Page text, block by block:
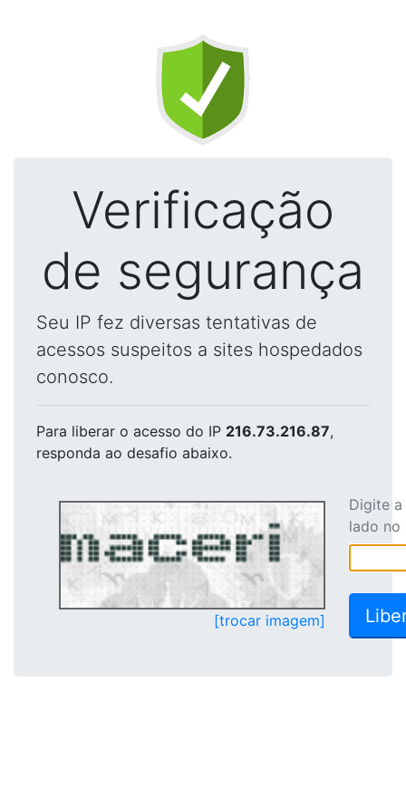
Verificação
de segurança
Seu IP fez diversas tentativas de
acessos suspeitos a sites hospedados
conosco.
Para liberar o acesso do IP 216.73.216.87,
responda ao desafio abaixo.
[trocar imagem]
Digite
lado no